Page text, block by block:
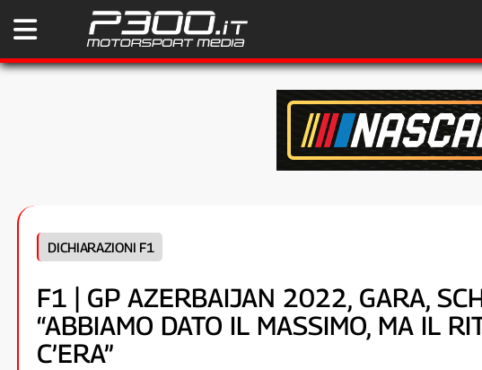
DICHIARAZIONI F1
F1 | GP AZERBAIJAN 2022, GARA,
“ABBIAMO DATO IL MASSIMO, MA IL
C’ERA”